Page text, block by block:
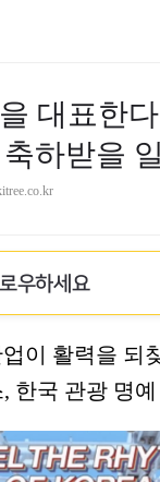
대표한
하받을
우하세요
이 활력을 되
한국 관광 명